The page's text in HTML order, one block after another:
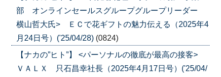
部 オンラインセールスグループグループリーダー
横山哲大氏> ＥＣで花ギフトの魅力伝える（2025年4
月24日号）('25/04/28) (0824)
【ナカの”ヒト”】 <パーソナルの徹底が最高の接客>
ＶＡＬＸ 只石昌幸社長（2025年4月17日号）('25/04/